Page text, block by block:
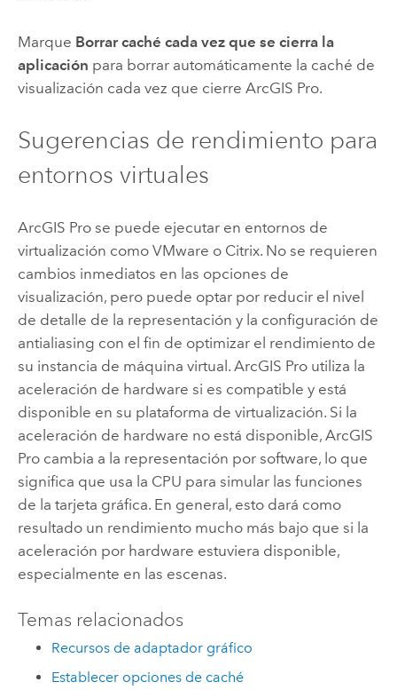
Marque Borrar caché cada vez que se cierra la
aplicación para borrar automáticamente la caché de
visualización cada vez que cierre ArcGIS Pro.
Sugerencias de rendimiento para
entornos virtuales
ArcGIS Prose puede ejecutar en entornos de
virtualización como VMware o Citrix. No se requieren
cambios inmediatos en las opciones de
visualización, pero puede optar por reducir el nivel
de detalle de la representación y la configuración de
antialiasing con el fin de optimizar el rendimiento de
su instancia de máquina virtual. ArcGIS Proutiliza la
aceleración de hardware si es compatible y está
disponible en su plataforma de virtualización. Si la
aceleración de hardware no está disponible, ArcGIS
Procambia a la representación por software, lo que
significa que usa la CPU para simular las funciones
de la tarjeta gráfica. En general, esto dará como
resultado un rendimiento mucho más bajo que si la
aceleración por hardware estuviera disponible,
especialmente en las escenas.
Temas relacionados
Recursos de adaptador gráfico
Establecer opciones de caché